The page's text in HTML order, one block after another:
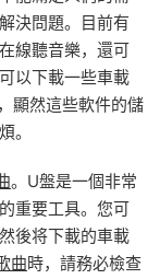
決問題。目前有
線聽音樂，還可
以下載一些車載
，顯然這些軟件的儲
。
。U盤是一個非常
重要工具。您可
後将下載的車載
曲時，請務必檢查